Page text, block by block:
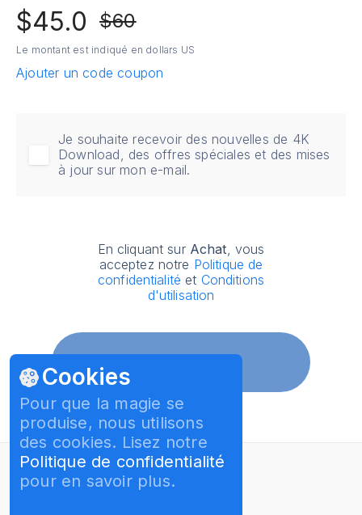
$45.0 $60
Le montant est indiqué en dollars US
Ajouter un code coupon
Je souhaite recevoir des nouvelles de 4K
Download, des offres spéciales et des mises
à jour sur mon e-mail.
En cliquant sur Achat, vous
acceptez notre Politique de
confidentialité et Conditions
d'utilisation
Cookies
Pour que la magie se
produise, nous utilisons
des cookies. Lisez notre
Politique de confidentialité
pour en savoir plus.